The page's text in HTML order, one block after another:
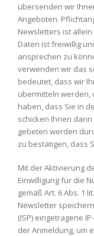
übersenden wir
Angeboten.
Newsletters ist
Daten ist freiwillig
ansprechen zu
verwenden wir das
bedeutet, dass wir
übermitteln werden,
haben, dass Sie in
schicken Ihnen
gebeten werden
zu bestätigen, dass
Mit der Aktivierung
Einwilligung für die
gemäß Art. 6 Abs. 1
Newsletter
(ISP) eingetragene
der Anmeldung, um